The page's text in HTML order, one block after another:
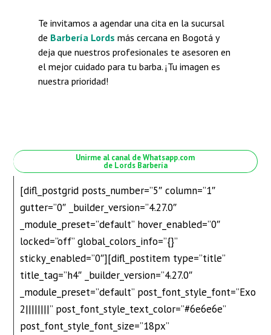
Te invitamos a agendar una cita en la sucursal
de Barbería Lords más cercana en Bogotá y
deja que nuestros profesionales te asesoren en
el mejor cuidado para tu barba. ¡Tu imagen es
nuestra prioridad!
Unirme al canal de Whatsapp.com
de Lords Barbería
[difl_postgrid posts_number=”5″ column=”1″
gutter=”0″ _builder_version=”4.27.0″
_module_preset=”default” hover_enabled=”0″
locked=”off” global_colors_info=”{}”
sticky_enabled=”0″][difl_postitem type=”title”
title_tag=”h4″ _builder_version=”4.27.0″
_module_preset=”default” post_font_style_font=”Exo
2||||||||” post_font_style_text_color=”#6e6e6e”
post_font_style_font_size=”18px”